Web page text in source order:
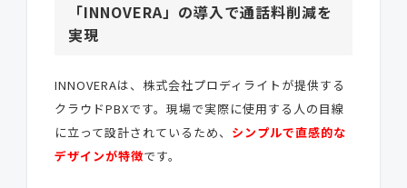
「INNOVERA」の導入で通話料削減を
実現
INNOVERAは、株式会社プロディライトが提供する
クラウドPBXです。現場で実際に使用する人の目線
に立って設計されているため、 シンプルで直感的な
デザインが特徴です。